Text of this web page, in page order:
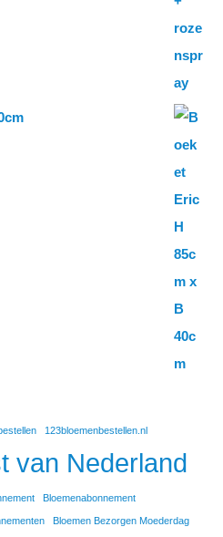
123bloemenbestellen.nl
van Nederland
Bloemenabonnement
Bloemen Bezorgen Moederdag